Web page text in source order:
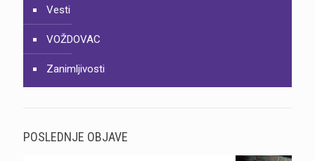
Vesti
VOŽDOVAC
Zanimljivosti
POSLEDNJE OBJAVE